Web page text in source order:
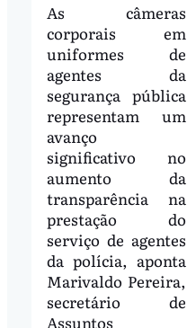
As câmeras
corporais em
uniformes de
agentes da
segurança pública
representam um
avanço
significativo no
aumento da
transparência na
prestação do
serviço de agentes
da polícia, aponta
Marivaldo Pereira,
secretário de
Assuntos